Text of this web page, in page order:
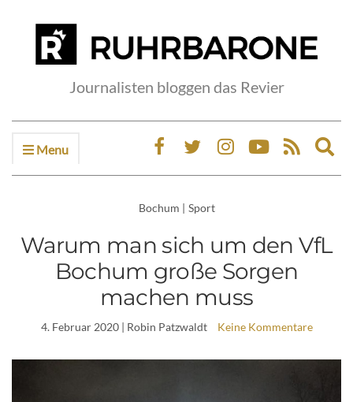
Journalisten bloggen das Revier
Menu
Bochum | Sport
Warum man sich um den VfL
Bochum große Sorgen
machen muss
4. Februar 2020| Robin Patzwaldt Keine Kommentare